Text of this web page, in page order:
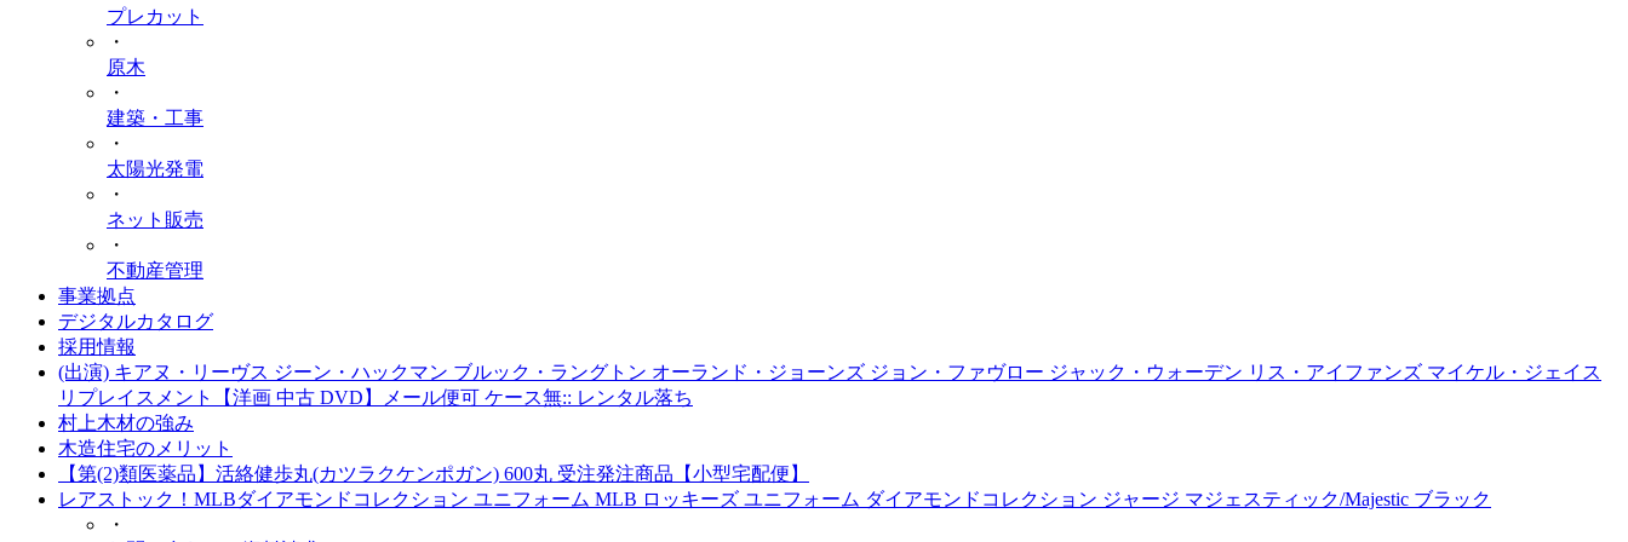
プレカット
・
原木
・
建築・工事
・
太陽光発電
・
ネット販売
・
不動産管理
事業拠点
デジタルカタログ
採用情報
(出演) キアヌ・リーヴス ジーン・ハックマン ブルック・ラングトン オーランド・ジョーンズ ジョン・ファヴロー ジャック・ウォーデン リス・アイファンズ マイケル・ジェイス
リプレイスメント【洋画 中古 DVD】メール便可 ケース無:: レンタル落ち
村上木材の強み
木造住宅のメリット
【第(2)類医薬品】活絡健歩丸(カツラクケンポガン) 600丸 受注発注商品【小型宅配便】
レアストック！MLBダイアモンドコレクション ユニフォーム MLB ロッキーズ ユニフォーム ダイアモンドコレクション ジャージ マジェスティック/Majestic ブラック
・